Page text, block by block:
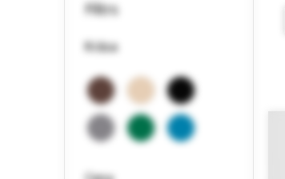
Filtrs
Krāsa